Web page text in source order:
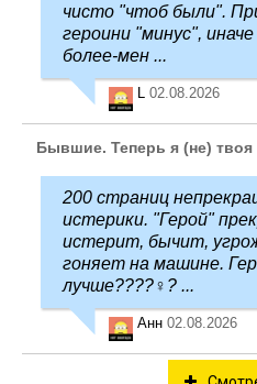
чисто "чтоб были".
героини "минус", иначе
более-мен ...
02.08.2026
Бывшие. Теперь я (не) твоя
200 страниц
истерики. "Герой"
истерит, бычит,
гоняет на машине.
лучше????‍♀️? ...
Анн 02.08.2026